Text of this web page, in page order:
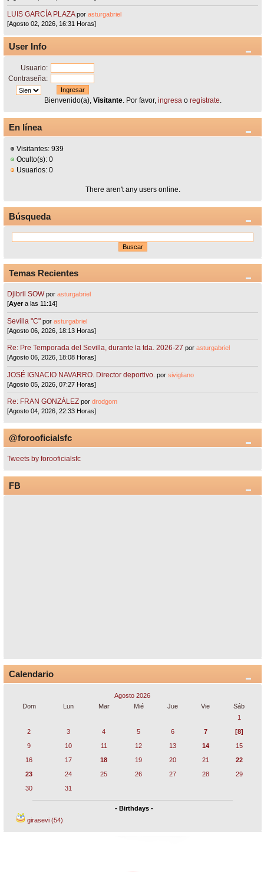
LUIS GARCÍA PLAZA porasturgabriel
[Agosto 02, 2026, 16:31 Horas]
User Info
Usuario:
Contraseña:
Bienvenido(a), Visitante. Por favor, ingresao regístrate.
En línea
Visitantes: 939
Oculto(s): 0
Usuarios: 0
There aren't any users online.
Búsqueda
Temas Recientes
Djibril SOW porasturgabriel
[Ayera las 11:14]
Sevilla "C"porasturgabriel
[Agosto 06, 2026, 18:13 Horas]
Re: Pre Temporada del Sevilla, durante la tda. 2026-27 porasturgabriel
[Agosto 06, 2026, 18:08 Horas]
JOSÉ IGNACIO NAVARRO. Director deportivo. porsivigliano
[Agosto 05, 2026, 07:27 Horas]
Re: FRAN GONZÁLEZ pordrodgom
[Agosto 04, 2026, 22:33 Horas]
@forooficialsfc
Tweets by forooficialsfc
FB
Calendario
Agosto 2026
Dom
Lun Mar Mié Jue Vie
Sáb
1
2
3 4 5 6 7
[8]
9
10 11 12 13 14
15
16
17 18 19 20 21
22
23
24 25 26 27 28
29
30
31
- Birthdays -
girasevi (54)